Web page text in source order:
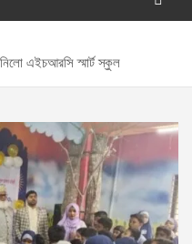
এইচআরসি স্মার্ট স্কুল